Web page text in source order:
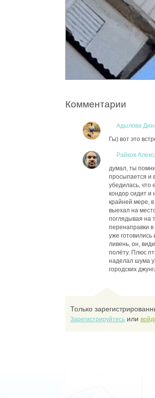
Комментарии
Адылова
Гы) вот это
Райков
думал, ты
просыпается и
убедилась, что
кондор сидит и
крайней мере,
выехал на
поглядывая на
перенаправки
уже
ливень, он,
полёту. Плюс
наделал шума
городских
Только
Зарегистрируйтесь или